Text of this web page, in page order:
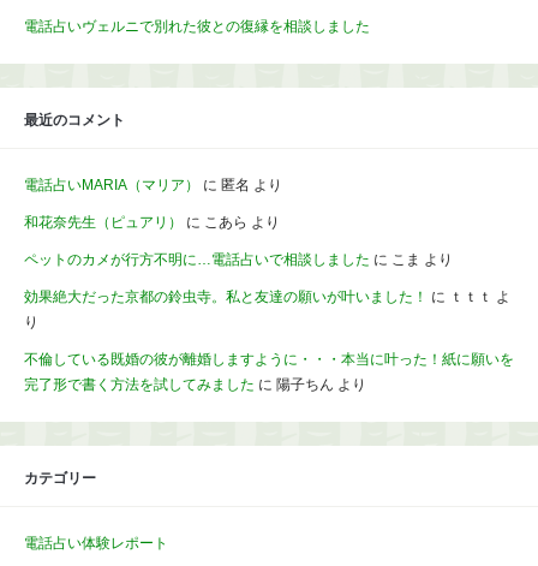
電話占いヴェルニで別れた彼との復縁を相談しました
最近のコメント
電話占いMARIA（マリア） に 匿名 より
和花奈先生（ピュアリ） に こあら より
ペットのカメが行方不明に…電話占いで相談しました に こま より
効果絶大だった京都の鈴虫寺。私と友達の願いが叶いました！ に ｔｔｔ よ
り
不倫している既婚の彼が離婚しますように・・・本当に叶った！紙に願いを
完了形で書く方法を試してみました に 陽子ちん より
カテゴリー
電話占い体験レポート